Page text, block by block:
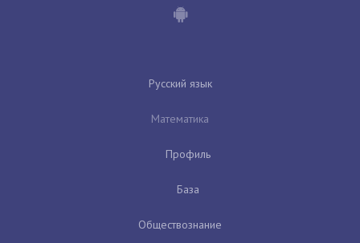
Русский язык
Математика
Профиль
База
Обществознание